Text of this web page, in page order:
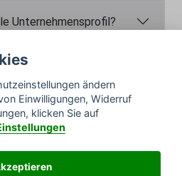
Unternehmensprofil?
selbst pflegen?
Profil mehr Kunden
ändern
Einwilligungen, Widerruf
klicken Sie auf